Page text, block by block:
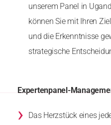
unserem Panel in
können Sie mit Ihren
und die Erkenntnisse
strategische
Expertenpanel-
›
Das Herzstück eines